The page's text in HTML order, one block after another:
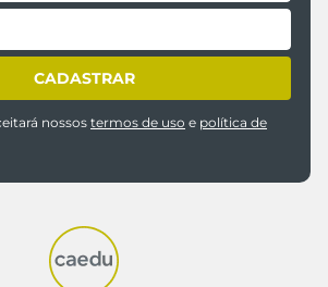
CADASTRAR
nossos termos de uso e política de